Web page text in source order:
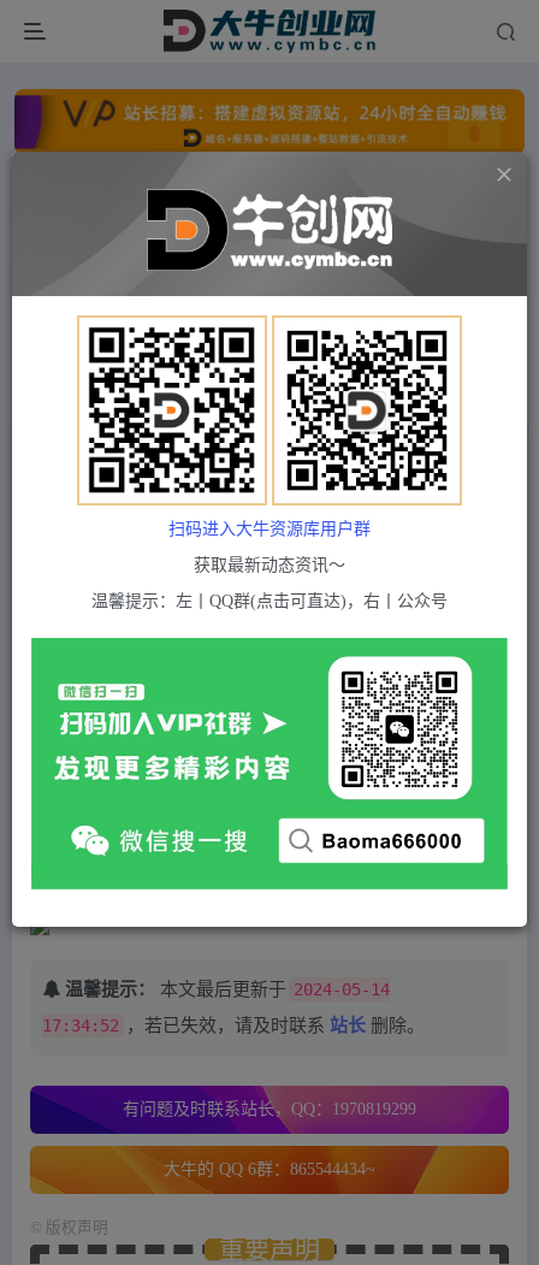
点击开通分站+ 每日收入300+
文字广告火爆招租 文字广告火爆招租
文字广告火爆招租
文字广告火爆招租 文字广告火爆招租
付费项目 中创网 正文
（5295期）外面卖588最新抖音多实名技术，一个
身份证认证多个抖音（会员自测）
5 积分
黄金会员 2 超级会员(永久VIP) 免费
站长QQ：1970819299
付费资源
温馨提示： 本文最后更新于 2024-05-14
17:34:52
，若已失效，请及时联系 站长 删除。
有问题及时联系站长，QQ：1970819299
大牛的 QQ 6群：865544434~
版权声明
重要声明
扫码进入大牛资源库用户群
获取最新动态资讯～
温馨提示：左丨QQ群(点击可直达)，右丨公众号